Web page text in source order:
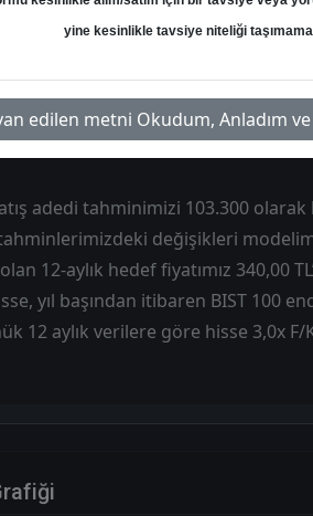
adedi tahminimizi 103.300
değişikleri
12-aylık hedef fiyatımız 340,00
yıl başından itibaren BIST 100
12 aylık verilere göre hisse 3,0x F/
yine kesinlikle tavsiye niteliği